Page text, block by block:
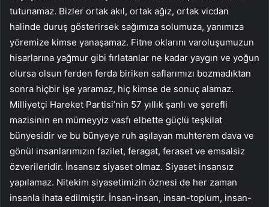
tutunamaz. Bizler ortak akıl, ortak ağız, ortak vicdan
halinde duruş gösterirsek sağımıza solumuza, yanımıza
yöremize kimse yanaşamaz. Fitne oklarını varoluşumuzun
hisarlarına yağmur gibi fırlatanlar ne kadar yaygın ve yoğun
olursa olsun ferden ferda biriken saflarımızı bozmadıktan
sonra hiçbir işe yaramaz, hiç kimse de sonuç alamaz.
Milliyetçi Hareket Partisi’nin 57 yıllık şanlı ve şerefli
mazisinin en mümeyyiz vasfı elbette güçlü teşkilat
bünyesidir ve bu bünyeye ruh aşılayan muhterem dava ve
gönül insanlarımızın fazilet, feragat, feraset ve emsalsiz
özverileridir. İnsansız siyaset olmaz. Siyaset insansız
yapılamaz. Nitekim siyasetimizin öznesi de her zaman
insanla ihata edilmiştir. İnsan-insan, insan-toplum, insan-